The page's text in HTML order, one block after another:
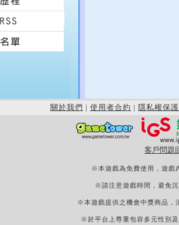
關於我們 | 使用者合約 | 隱私權保護
客戶問題
※本遊戲為免費使用，遊戲
※請注意遊戲時間，避免
※本遊戲提供之機會中獎商品，
※於平台上尊重包容多元性別